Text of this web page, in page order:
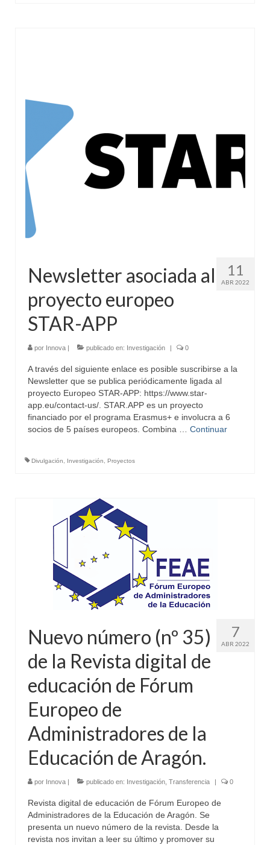
11
ABR 2022
Newsletter asociada al
proyecto europeo
STAR-APP
por Innova publicado en: Investigación 0
A través del siguiente enlace es posible suscribirse a la
Newsletter que se publica periódicamente ligada al
proyecto Europeo STAR-APP: https://www.star-
app.eu/contact-us/. STAR.APP es un proyecto
financiado por el programa Erasmus+ e involucra a 6
socios de 5 países europeos. Combina … Continuar
Divulgación, Investigación, Proyectos
7
ABR 2022
Nuevo número (nº 35)
de la Revista digital de
educación de Fórum
Europeo de
Administradores de la
Educación de Aragón.
por Innova publicado en: Investigación Transferencia 0
Revista digital de educación de Fórum Europeo de
Administradores de la Educación de Aragón. Se
presenta un nuevo número de la revista. Desde la
revista nos invitan a leer su último y promover su